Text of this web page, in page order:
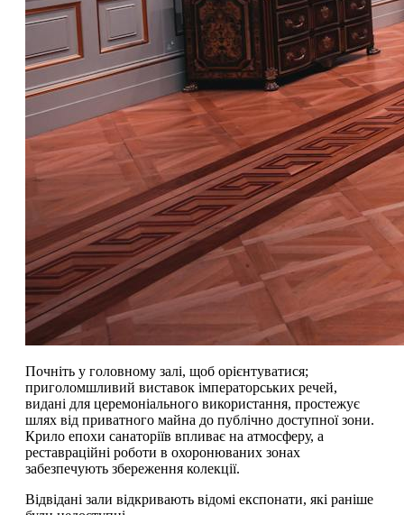
Почніть у головному залі, щоб орієнтуватися;
приголомшливий виставок імператорських речей,
видані для церемоніального використання, простежує
шлях від приватного майна до публічно доступної зони.
Крило епохи санаторіїв впливає на атмосферу, а
реставраційні роботи в охоронюваних зонах
забезпечують збереження колекції.
Відвідані зали відкривають відомі експонати, які раніше